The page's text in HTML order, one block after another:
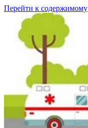
Перейти к содержимому